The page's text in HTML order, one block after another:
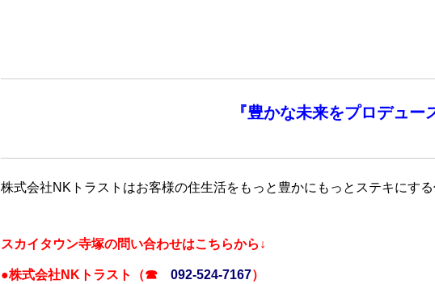
『豊かな未来をプロデュー
株式会社NKトラストはお客様の住生活をもっと豊かにもっとステキにす
スカイタウン寺塚の問い合わせはこちらから↓
●株式会社NKトラスト（☎ 092-524-7167）